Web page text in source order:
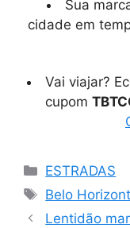
Sua
cidade em
Vai viajar?
cupom
Categorias
ESTRADAS
Tags
Belo
Lentidão